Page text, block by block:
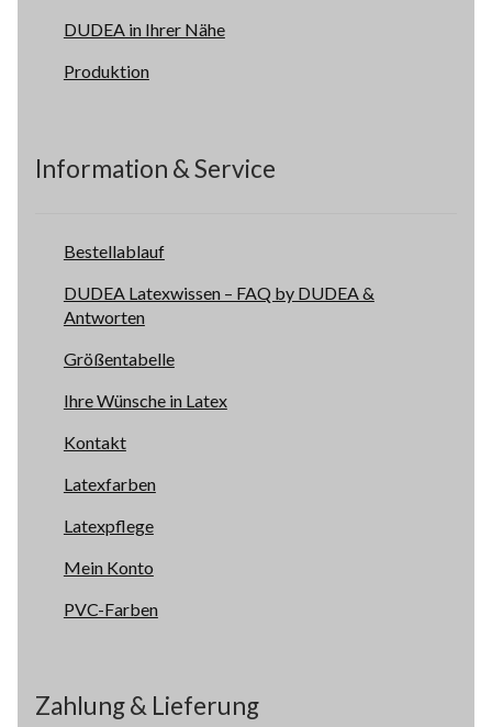
DUDEA in Ihrer Nähe
Produktion
Information & Service
Bestellablauf
DUDEA Latexwissen – FAQ by DUDEA &
Antworten
Größentabelle
Ihre Wünsche in Latex
Kontakt
Latexfarben
Latexpflege
Mein Konto
PVC-Farben
Zahlung & Lieferung